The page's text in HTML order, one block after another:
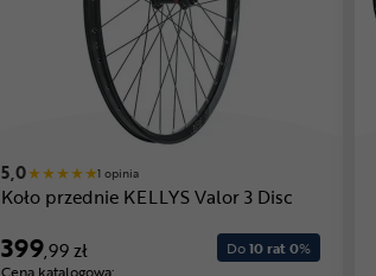
5,0 1 opinia
Koło przednie KELLYS Valor 3 Disc
399,99 zł
Cena katalogowa:
Do10 rat 0%